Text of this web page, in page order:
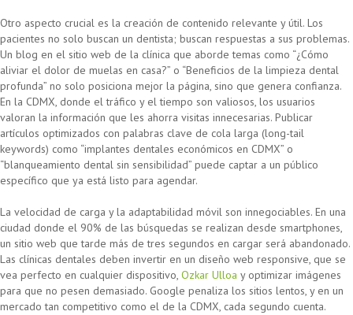
Otro aspecto crucial es la creación de contenido relevante y útil. Los
pacientes no solo buscan un dentista; buscan respuestas a sus problemas.
Un blog en el sitio web de la clínica que aborde temas como “¿Cómo
aliviar el dolor de muelas en casa?” o “Beneficios de la limpieza dental
profunda” no solo posiciona mejor la página, sino que genera confianza.
En la CDMX, donde el tráfico y el tiempo son valiosos, los usuarios
valoran la información que les ahorra visitas innecesarias. Publicar
artículos optimizados con palabras clave de cola larga (long-tail
keywords) como “implantes dentales económicos en CDMX” o
“blanqueamiento dental sin sensibilidad” puede captar a un público
específico que ya está listo para agendar.
La velocidad de carga y la adaptabilidad móvil son innegociables. En una
ciudad donde el 90% de las búsquedas se realizan desde smartphones,
un sitio web que tarde más de tres segundos en cargar será abandonado.
Las clínicas dentales deben invertir en un diseño web responsive, que se
vea perfecto en cualquier dispositivo, Ozkar Ulloa y optimizar imágenes
para que no pesen demasiado. Google penaliza los sitios lentos, y en un
mercado tan competitivo como el de la CDMX, cada segundo cuenta.